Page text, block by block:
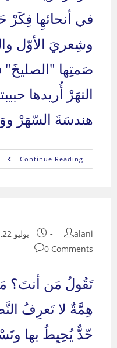
في أنحائهِا
وشِعريَ الأوّل
صَمتِها "الصليخَ"
النهَرْ أُريدها
هندسَةَ السّهَرْ
Continue Readingهكذا
Post
author:
alani
Post
published:
يوليو 22, 2017
Post
0 Comments
تَقُولُ مَن أنتَ؟
هِمَّةٌ لا تَعرِفُ
حّدٌّ يُحِيِطُ بها